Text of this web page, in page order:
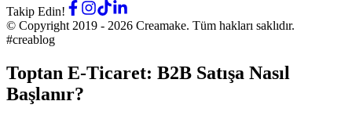
Takip Edin!
© Copyright 2019 - 2026 Creamake. Tüm hakları saklıdır.
#creablog
Toptan E-Ticaret: B2B Satışa Nasıl
Başlanır?